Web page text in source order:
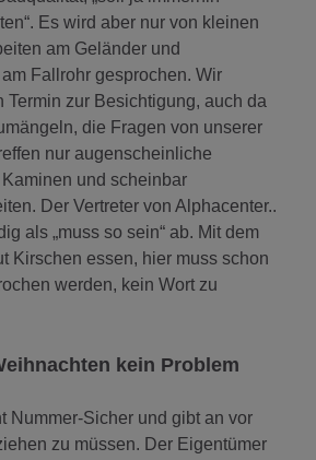
Es wird aber nur von kleinen
am Geländer und
Fallrohr gesprochen. Wir
Termin zur Besichtigung, auch da
die Fragen von unserer
nur augenscheinliche
und scheinbar
Der Vertreter von Alphacenter..
als „muss so sein“ ab. Mit dem
Kirschen essen, hier muss schon
werden, kein Wort zu
kein Problem
Nummer-Sicher und gibt an vor
zu müssen. Der Eigentümer